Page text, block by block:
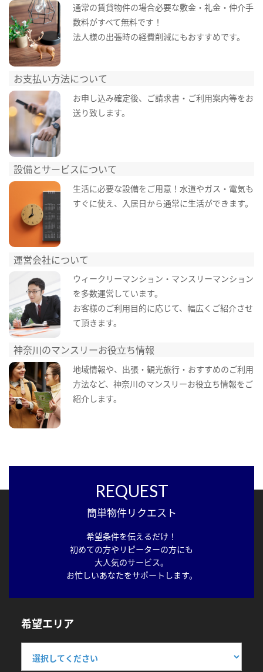
通常の賃貸物件の場合必要な敷金・礼金・仲介手
数料がすべて無料です！
法人様の出張時の経費削減にもおすすめです。
お支払い方法について
お申し込み確定後、ご請求書・ご利用案内等をお
送り致します。
設備とサービスについて
生活に必要な設備をご用意！水道やガス・電気も
すぐに使え、入居日から通常に生活ができます。
運営会社について
ウィークリーマンション・マンスリーマンション
を多数運営しています。
お客様のご利用目的に応じて、幅広くご紹介させ
て頂きます。
神奈川のマンスリーお役立ち情報
地域情報や、出張・観光旅行・おすすめのご利用
方法など、神奈川のマンスリーお役立ち情報をご
紹介します。
REQUEST
簡単物件リクエスト
希望条件を伝えるだけ！
初めての方やリピーターの方にも
大人気のサービス。
お忙しいあなたをサポートします。
希望エリア